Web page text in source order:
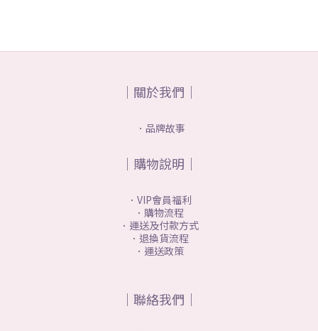
｜關於我們｜
．品牌故事
｜購物說明｜
．VIP會員福利
．購物流程
．運送及付款方式
．退換貨流程
．運送政策
｜聯絡我們｜